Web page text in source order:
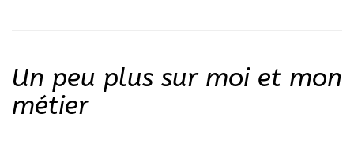
Un peu plus sur moi et mon
métier